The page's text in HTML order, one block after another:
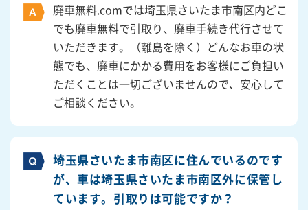
廃車無料.comでは埼玉県さいたま市南区内どこ
でも廃車無料で引取り、廃車手続き代行させて
いただきます。（離島を除く）どんなお車の状
態でも、廃車にかかる費用をお客様にご負担い
ただくことは一切ございませんので、安心して
ご相談ください。
埼玉県さいたま市南区に住んでいるのです
が、車は埼玉県さいたま市南区外に保管し
ています。引取りは可能ですか？